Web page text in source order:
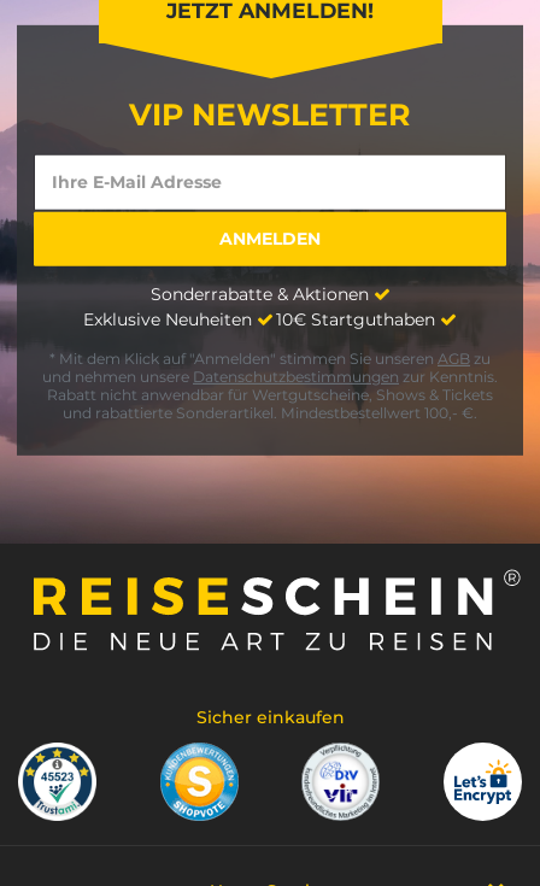
JETZT ANMELDEN!
VIP NEWSLETTER
Sonderrabatte & Aktionen
Exklusive Neuheiten
10€ Startguthaben
* Mit dem Klick auf "Anmelden" stimmen Sie unseren AGB zu
und nehmen unsere Datenschutzbestimmungen zur Kenntnis.
Rabatt nicht anwendbar für Wertgutscheine, Shows & Tickets
und rabattierte Sonderartikel. Mindestbestellwert 100,- €.
Sicher einkaufen